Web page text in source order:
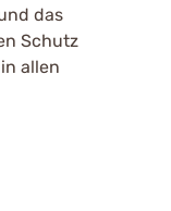
das
Schutz
allen